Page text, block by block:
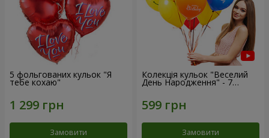
5 фольгованих кульок "Я
тебе кохаю"
Замовити
Колекція кульок "Веселий
День Народження" - 7
кульок
Замовити